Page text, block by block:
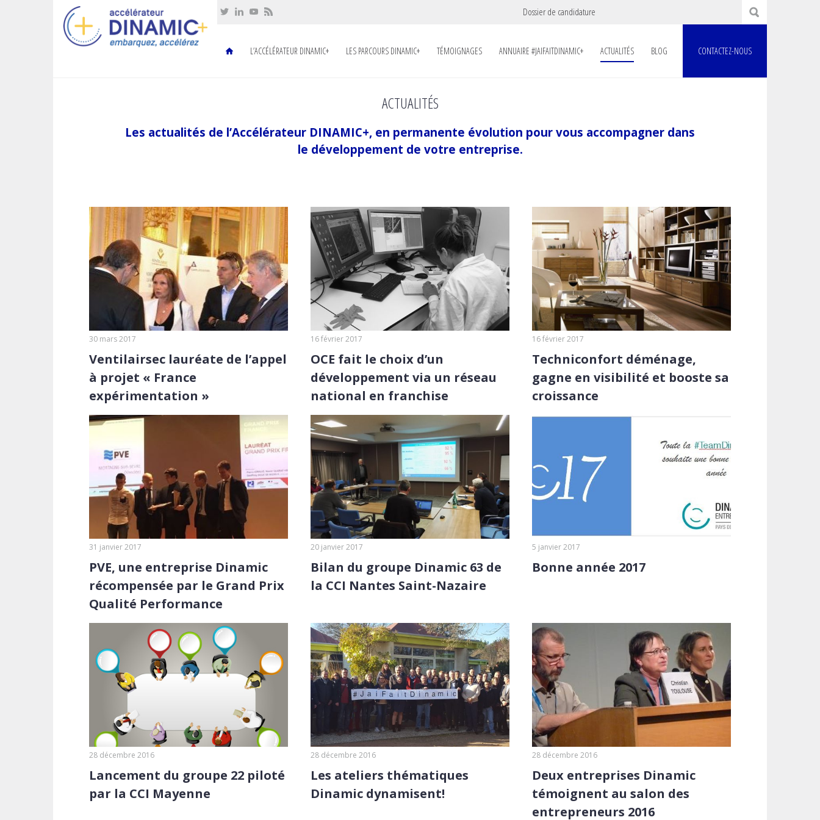
Dossier de candidature
L’ACCÉLÉRATEUR DINAMIC+ LES PARCOURS DINAMIC+ TÉMOIGNAGES ANNUAIRE #JAIFAITDINAMIC+ ACTUALITÉS BLOG CONTACTEZ-NOUS
ACTUALITÉS
Les actualités de l’Accélérateur DINAMIC+, en permanente évolution pour vous accompagner dans
le développement de votre entreprise.
30 mars 2017
Ventilairsec lauréate de l’appel
à projet « France
expérimentation »
16 février 2017
OCE fait le choix d’un
développement via un réseau
national en franchise
16 février 2017
Techniconfort déménage,
gagne en visibilité et booste sa
croissance
31 janvier 2017
PVE, une entreprise Dinamic
récompensée par le Grand Prix
Qualité Performance
20 janvier 2017
Bilan du groupe Dinamic 63 de
la CCI Nantes Saint-Nazaire
5 janvier 2017
Bonne année 2017
28 décembre 2016
Lancement du groupe 22 piloté
par la CCI Mayenne
28 décembre 2016
Les ateliers thématiques
Dinamic dynamisent!
28 décembre 2016
Deux entreprises Dinamic
témoignent au salon des
entrepreneurs 2016
Cookies management panel